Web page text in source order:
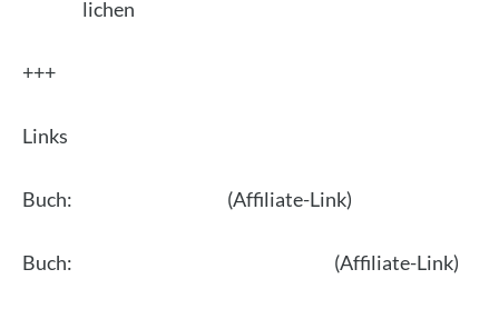
li­chen
+++
Links
Buch: (Affi­lia­te-Link)
Buch: (Affi­lia­te-Link)